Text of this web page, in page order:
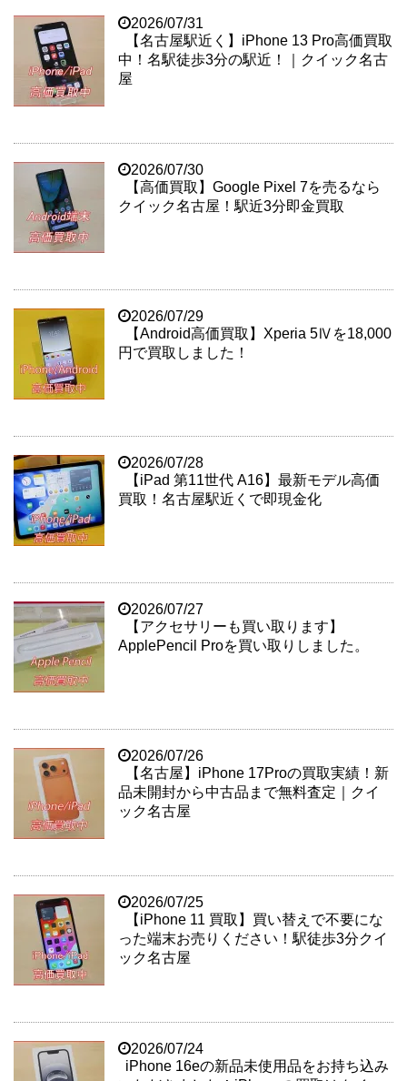
2026/07/31
【名古屋駅近く】iPhone 13 Pro高価買取
中！名駅徒歩3分の駅近！｜クイック名古
屋
2026/07/30
【高価買取】Google Pixel 7を売るなら
クイック名古屋！駅近3分即金買取
2026/07/29
【Android高価買取】Xperia 5Ⅳを18,000
円で買取しました！
2026/07/28
【iPad 第11世代 A16】最新モデル高価
買取！名古屋駅近くで即現金化
2026/07/27
【アクセサリーも買い取ります】
ApplePencil Proを買い取りしました。
2026/07/26
【名古屋】iPhone 17Proの買取実績！新
品未開封から中古品まで無料査定｜クイ
ック名古屋
2026/07/25
【iPhone 11 買取】買い替えで不要にな
った端末お売りください！駅徒歩3分クイ
ック名古屋
2026/07/24
iPhone 16eの新品未使用品をお持ち込み